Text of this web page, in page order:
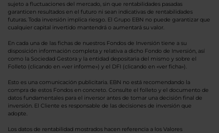
sujeto a fluctuaciones del mercado, sin que rentabilidades pasadas
garanticen resultados en el futuro ni sean indicativas de rentabilidades
futuras. Toda inversión implica riesgo. El Grupo EBN no puede garantizar que
cualquier capital invertido mantendrá o aumentará su valor.
En cada una de las fichas de nuestros Fondos de Inversión tiene a su
disposición información completa y relativa a dicho Fondo de Inversión, así
como la Sociedad Gestora y la entidad depositaria del mismo y sobre el
Folleto (clicando en «ver informe») y el DFI (clicando en «ver ficha»).
Esto es una comunicación publicitaria. EBN no está recomendando la
compra de estos Fondos en concreto. Consulte el folleto y el documento de
datos fundamentales para el inversor antes de tomar una decisión final de
inversión. El Cliente es responsable de las decisiones de inversión que
adopte.
Los datos de rentabilidad mostrados hacen referencia a los Valores